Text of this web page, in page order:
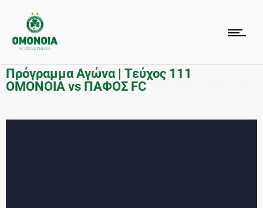
Πρόγραμμα Αγώνα | Τεύχος 111
OMONOIA vs ΠΑΦΟΣ FC